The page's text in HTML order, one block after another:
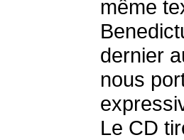
même
dernier
nous
Le CD